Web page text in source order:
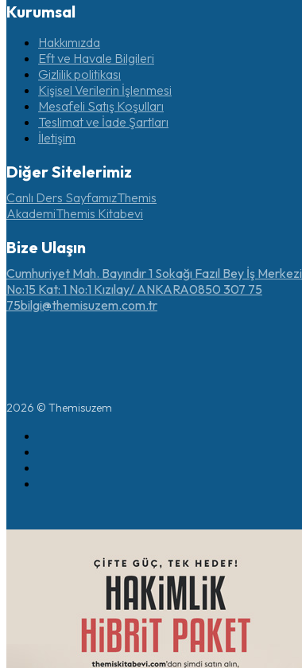
Kurumsal
Hakkımızda
Eft ve Havale Bilgileri
Gizlilik politikası
Kişisel Verilerin İşlenmesi
Mesafeli Satış Koşulları
Teslimat ve İade Şartları
İletişim
Diğer Sitelerimiz
Canlı Ders SayfamızThemis
AkademiThemis Kitabevi
Bize Ulaşın
Cumhuriyet Mah. Bayındır 1 Sokağı Fazıl Bey İş Merkezi
No:15 Kat: 1 No:1 Kızılay/ ANKARA0850 307 75
75bilgi@themisuzem.com.tr
2026 © Themisuzem